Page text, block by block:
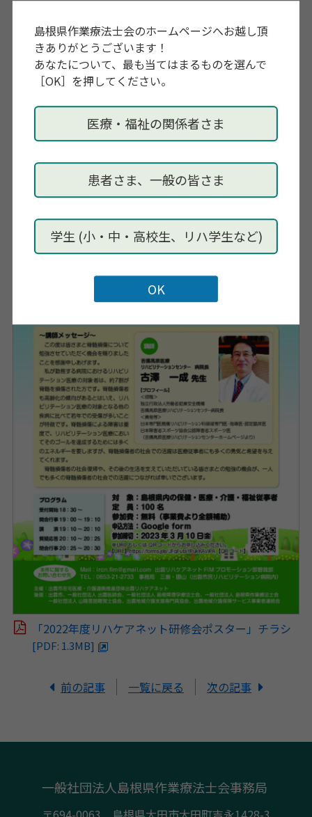
島根県作業療法士会のホームページへお越し頂
きありがとうございます！
あなたについて、最も当てはまるものを選んで
［OK］を押してください。
医療・福祉の関係者さま
患者さま、一般の皆さま
学生 (小・中・高校生、リハ学生など)
出雲市在宅医療・介護連携推進団体出雲リハケアネッ
TEL:0853-21-2733
事務局 三島・園山(出雲市民リハビリテーション病院
「2022年度リハケアネット研修会ポスター」チラシ
[PDF: 1.3MB]
前の記事 一覧に戻る 次の記事
一般社団法人島根県作業療法士会事務局